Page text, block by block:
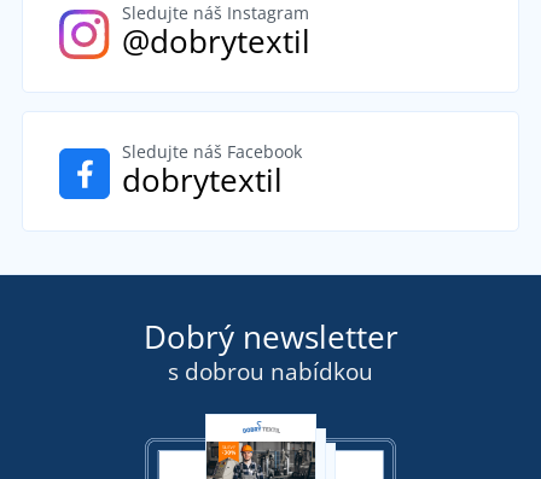
Sledujte náš Instagram
@dobrytextil
Sledujte náš Facebook
dobrytextil
Dobrý newsletter
s dobrou nabídkou